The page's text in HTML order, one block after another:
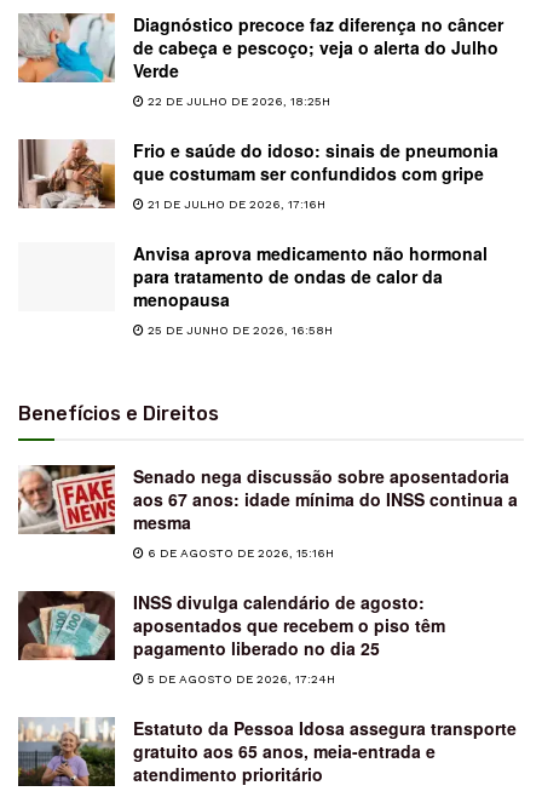
Diagnóstico precoce faz diferença no câncer
de cabeça e pescoço; veja o alerta do Julho
Verde
22 DE JULHO DE 2026, 18:25H
Frio e saúde do idoso: sinais de pneumonia
que costumam ser confundidos com gripe
21 DE JULHO DE 2026, 17:16H
Anvisa aprova medicamento não hormonal
para tratamento de ondas de calor da
menopausa
25 DE JUNHO DE 2026, 16:58H
Benefícios e Direitos
Senado nega discussão sobre aposentadoria
aos 67 anos: idade mínima do INSS continua a
mesma
6 DE AGOSTO DE 2026, 15:16H
INSS divulga calendário de agosto:
aposentados que recebem o piso têm
pagamento liberado no dia 25
5 DE AGOSTO DE 2026, 17:24H
Estatuto da Pessoa Idosa assegura transporte
gratuito aos 65 anos, meia-entrada e
atendimento prioritário